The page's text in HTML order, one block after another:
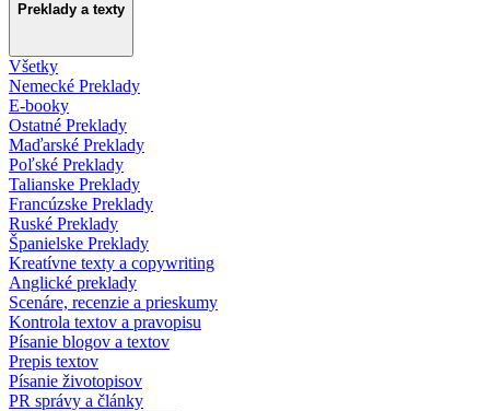
Preklady a texty
Všetky
Nemecké Preklady
E-booky
Ostatné Preklady
Maďarské Preklady
Poľské Preklady
Talianske Preklady
Francúzske Preklady
Ruské Preklady
Španielske Preklady
Kreatívne texty a copywriting
Anglické preklady
Scenáre, recenzie a prieskumy
Kontrola textov a pravopisu
Písanie blogov a textov
Prepis textov
Písanie životopisov
PR správy a články